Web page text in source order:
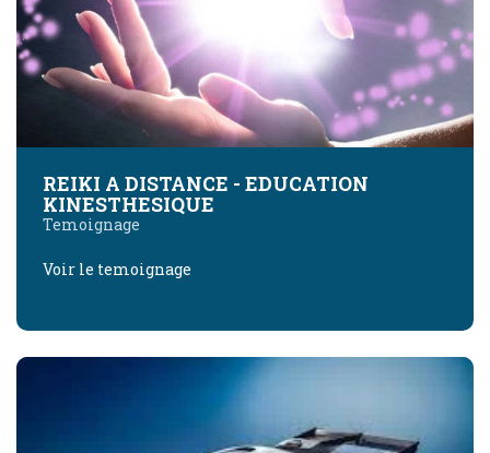
REIKI A DISTANCE - EDUCATION
KINESTHESIQUE
Temoignage
Voir le temoignage